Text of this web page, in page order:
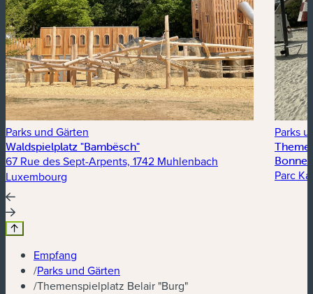
Parks und Gärten
Waldspielplatz "Bambësch"
67 Rue des Sept-Arpents, 1742 Muhlenbach
Luxembourg
Parks
Parc
Empfang
/Parks und Gärten
/Themenspielplatz Belair "Burg"